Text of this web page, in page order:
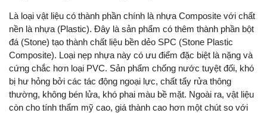
Là loại vật liệu có thành phần chính là nhựa Composite với chất
nền là nhựa (Plastic). Đây là sản phẩm có thêm thành phần bột
đá (Stone) tạo thành chất liệu bền dẻo SPC (Stone Plastic
Composite). Loại nẹp nhựa này có ưu điểm đặc biệt là nặng và
cứng chắc hơn loại PVC. Sản phẩm chống nước tuyệt đối, khó
bị hư hỏng bởi các tác động ngoại lực, chất tẩy rửa thông
thường, không bén lửa, khó phai màu bề mặt. Ngoài ra, vật liệu
còn cho tính thẩm mỹ cao, giá thành cao hơn một chút so với